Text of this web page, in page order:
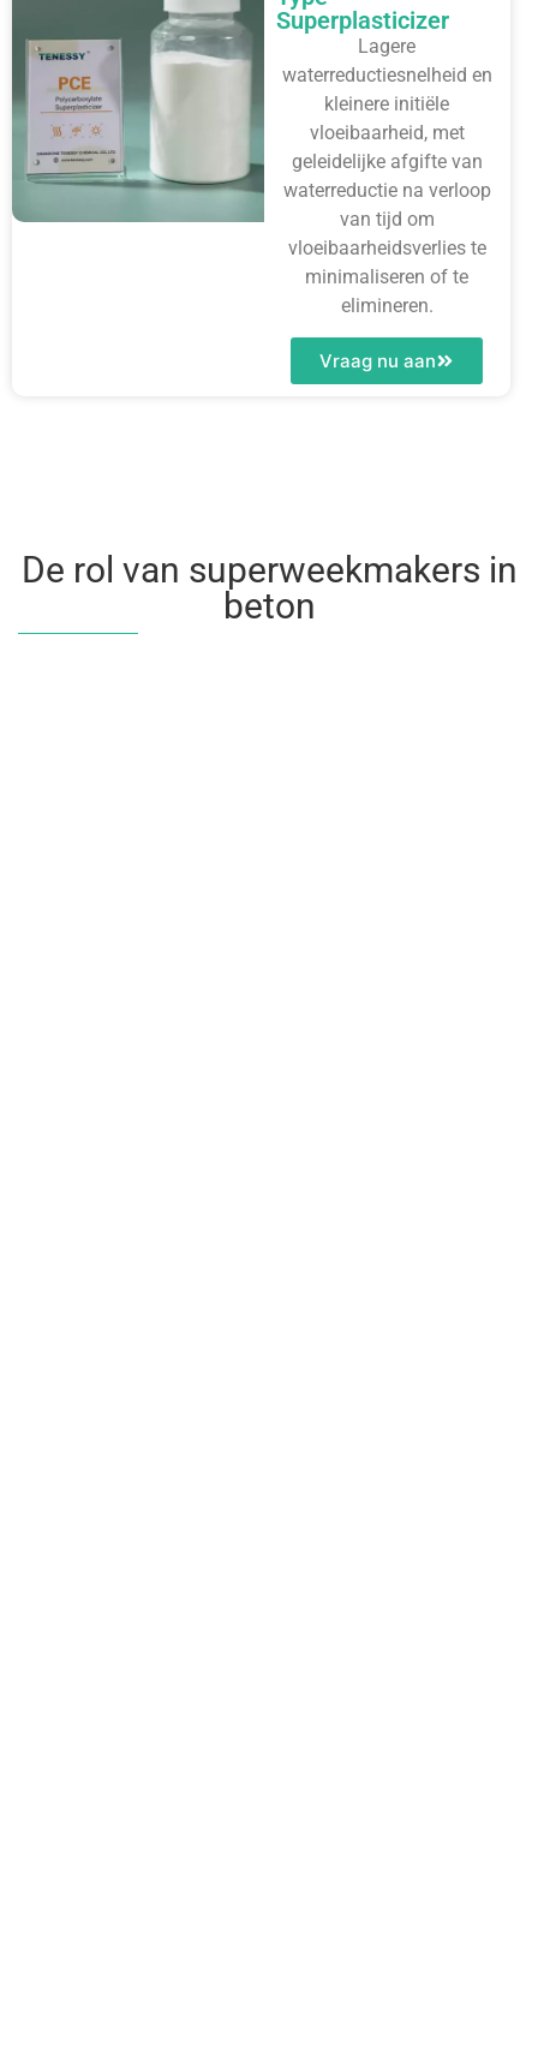
Superplasticizer
Lagere
waterreductiesnelheid en
kleinere initiële
vloeibaarheid, met
geleidelijke afgifte van
waterreductie na verloop
van tijd om
vloeibaarheidsverlies te
minimaliseren of te
elimineren.
Vraag nu aan
De rol van superweekmakers in
beton